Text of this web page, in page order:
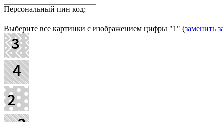
Персональный пин код:
Выберите все картинки с изображением цифры "1" (заменить